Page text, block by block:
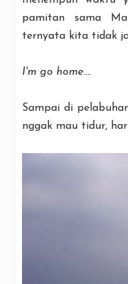
pamitan sama
ternyata kita tidak
I'm go home....
Sampai di
nggak mau tidur,